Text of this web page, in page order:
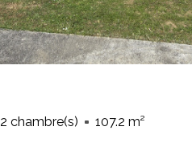
2 chambre(s) 107.2 m²